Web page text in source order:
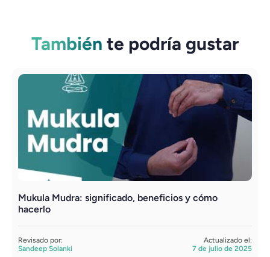
También te podría gustar
Mukula Mudra: significado, beneficios y cómo
hacerlo
Revisado por:
Sandeep Solanki
Actualizado el:
7 de julio de 2025